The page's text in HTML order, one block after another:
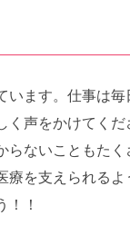
います。仕事は
く声をかけてく
らないこともた
を支えられる
！！